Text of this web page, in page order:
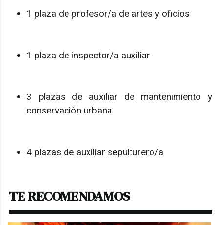
1 plaza de profesor/a de artes y oficios
1 plaza de inspector/a auxiliar
3 plazas de auxiliar de mantenimiento y
conservación urbana
4 plazas de auxiliar sepulturero/a
TE RECOMENDAMOS